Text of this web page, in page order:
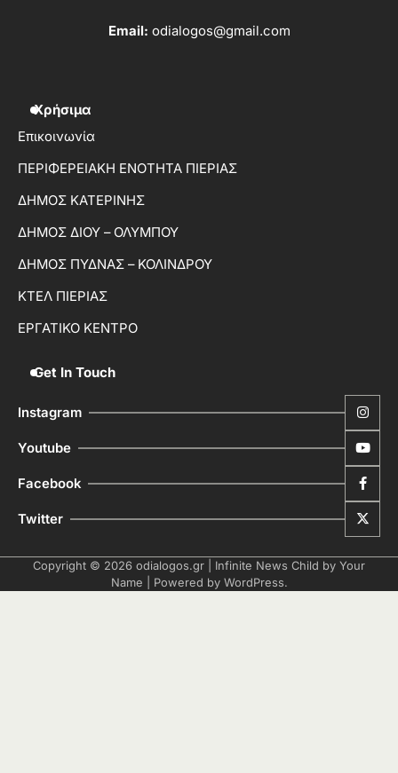
Email: odialogos@gmail.com
Χρήσιμα
Επικοινωνία
ΠΕΡΙΦΕΡΕΙΑΚΗ ΕΝΟΤΗΤΑ ΠΙΕΡΙΑΣ
ΔΗΜΟΣ ΚΑΤΕΡΙΝΗΣ
ΔΗΜΟΣ ΔΙΟΥ – ΟΛΥΜΠΟΥ
ΔΗΜΟΣ ΠΥΔΝΑΣ – ΚΟΛΙΝΔΡΟΥ
ΚΤΕΛ ΠΙΕΡΙΑΣ
ΕΡΓΑΤΙΚΟ ΚΕΝΤΡΟ
Get In Touch
Instagram
Youtube
Facebook
Twitter
Copyright © 2026 odialogos.gr | Infinite News Child by Your
Name | Powered by WordPress.